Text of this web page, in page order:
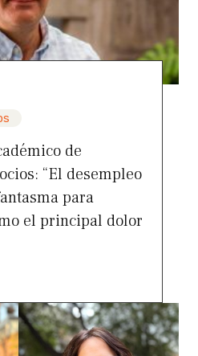
de
“El desempleo
para
el principal dolor